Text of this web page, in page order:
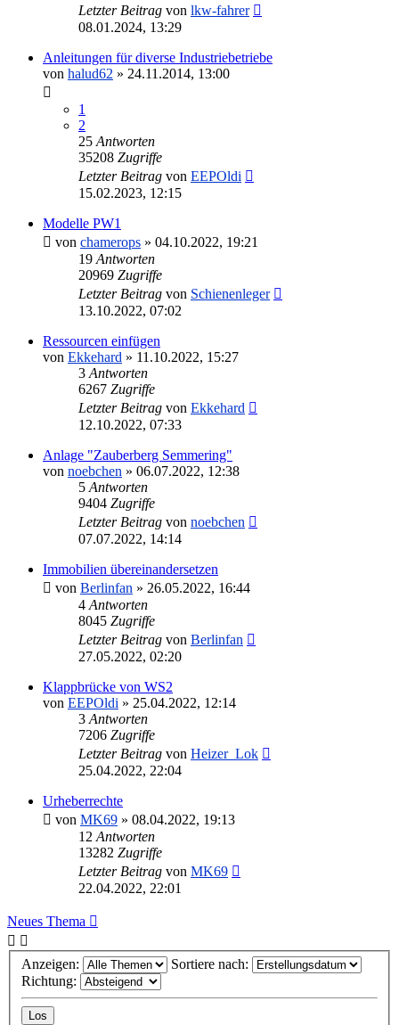
Letzter Beitrag von lkw-fahrer
08.01.2024, 13:29
Anleitungen für diverse Industriebetriebe
von halud62 » 24.11.2014, 13:00
1
2
25 Antworten
35208 Zugriffe
Letzter Beitrag von EEPOldi
15.02.2023, 12:15
Modelle PW1
von chamerops » 04.10.2022, 19:21
19 Antworten
20969 Zugriffe
Letzter Beitrag von Schienenleger
13.10.2022, 07:02
Ressourcen einfügen
von Ekkehard » 11.10.2022, 15:27
3 Antworten
6267 Zugriffe
Letzter Beitrag von Ekkehard
12.10.2022, 07:33
Anlage "Zauberberg Semmering"
von noebchen » 06.07.2022, 12:38
5 Antworten
9404 Zugriffe
Letzter Beitrag von noebchen
07.07.2022, 14:14
Immobilien übereinandersetzen
von Berlinfan » 26.05.2022, 16:44
4 Antworten
8045 Zugriffe
Letzter Beitrag von Berlinfan
27.05.2022, 02:20
Klappbrücke von WS2
von EEPOldi » 25.04.2022, 12:14
3 Antworten
7206 Zugriffe
Letzter Beitrag von Heizer_Lok
25.04.2022, 22:04
Urheberrechte
von MK69 » 08.04.2022, 19:13
12 Antworten
13282 Zugriffe
Letzter Beitrag von MK69
22.04.2022, 22:01
Neues Thema
Anzeigen:
Sortiere nach:
Richtung: